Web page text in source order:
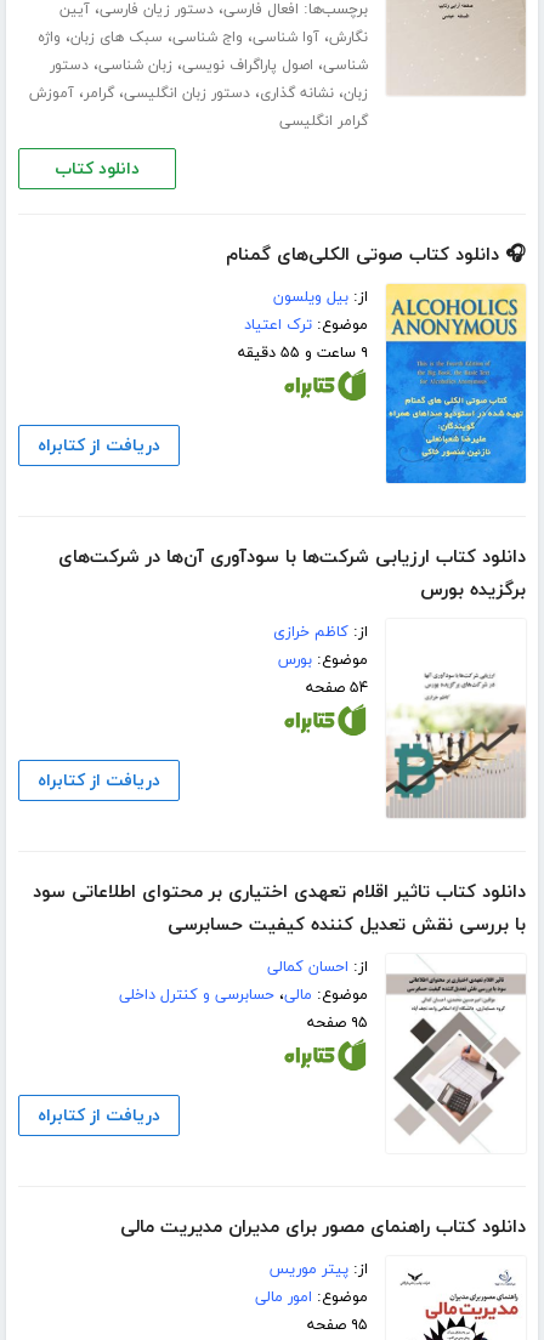
برچسب‌ها: افعال فارسی،دستور زیان فارسی،آیین
نگارش،آوا شناسی، واج شناسی، سبک های زبان، واژه
شناسی، اصول پاراگراف نویسی، زبان شناسی،دستور
زبان،نشانه گذاری،دستور زبان انگلیسی،گرامر،آموزش
گرامر انگلیسی
دانلود کتاب
🎧 دانلود کتاب صوتی الکلی‌های گمنام
از:بیل ویلسون
موضوع:ترک اعتیاد
۹ ساعت و ۵۵ دقیقه
دریافت از کتابراه
دانلود کتاب ارزیابی شرکت‌ها با سودآوری آن‌ها در شرکت‌های
برگزیده بورس
از:کاظم خرازی
موضوع:بورس
۵۴ صفحه
دریافت از کتابراه
دانلود کتاب تاثیر اقلام تعهدی اختیاری بر محتوای اطلاعاتی سود
با بررسی نقش تعدیل کننده کیفیت حسابرسی
از: احسان کمالی
موضوع: مالی،حسابرسی و کنترل داخلی
۹۵ صفحه
دریافت از کتابراه
دانلود کتاب راهنمای مصور برای مدیران مدیریت مالی
از:پیتر موریس
موضوع: امور مالی
۹۵ صفحه